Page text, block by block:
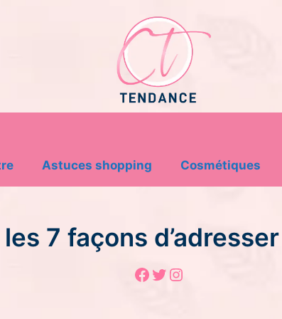
Astuces shopping Cosmétiques
7 façons
Facebook
Twitter
Instagram